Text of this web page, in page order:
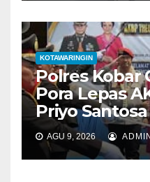
KOTAWARINGIN
Polres Kobar
Pora Lepas
Priyo Santosa
AGU 9, 2026 ADMIN